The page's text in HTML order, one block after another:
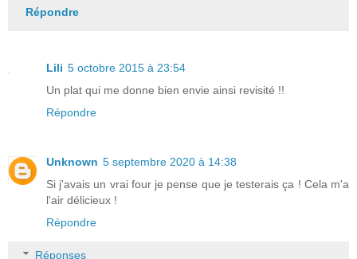
Répondre
Lili 5 octobre 2015 à 23:54
Un plat qui me donne bien envie ainsi revisité !!
Répondre
Unknown 5 septembre 2020 à 14:38
Si j'avais un vrai four je pense que je testerais ça ! Cela m'a
l'air délicieux !
Répondre
Réponses